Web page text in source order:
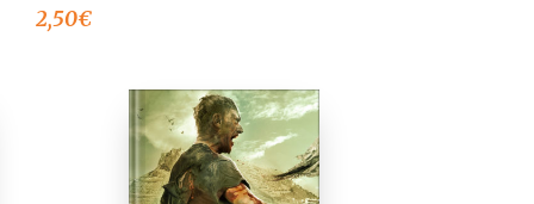
2,50€